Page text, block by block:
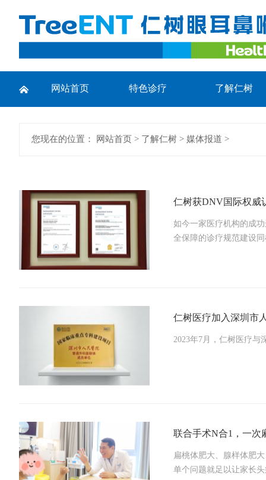
网站首页 特色诊疗 了解仁树
您现在的位置： 网站首页 > 了解仁树 > 媒体报道 >
仁树获DNV国际权威
如今一家医疗机构的成
全保障的诊疗规范建设
仁树医疗加入深圳市
2023年7月，仁树医疗与
联合手术N合1，一次
扁桃体肥大、腺样体肥
单个问题就足以让家长